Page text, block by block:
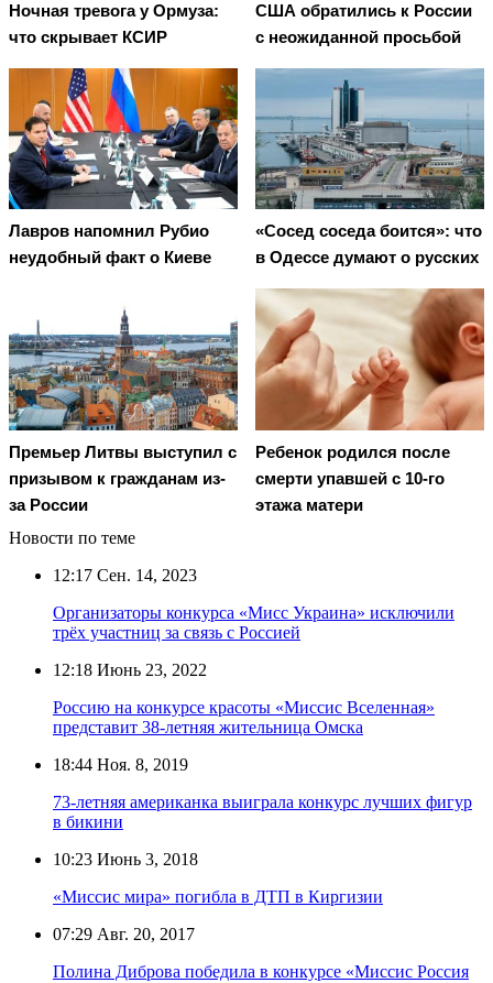
Ночная тревога у Ормуза:
что скрывает КСИР
США обратились к России
с неожиданной просьбой
Лавров напомнил Рубио
неудобный факт о Киеве
«Сосед соседа боится»: что
в Одессе думают о русских
Премьер Литвы выступил с
призывом к гражданам из-
за России
Ребенок родился после
смерти упавшей с 10-го
этажа матери
Новости по теме
12:17 Сен. 14, 2023
Организаторы конкурса «Мисс Украина» исключили
трёх участниц за связь с Россией
12:18 Июнь 23, 2022
Россию на конкурсе красоты «Миссис Вселенная»
представит 38-летняя жительница Омска
18:44 Ноя. 8, 2019
73-летняя американка выиграла конкурс лучших фигур
в бикини
10:23 Июнь 3, 2018
«Миссис мира» погибла в ДТП в Киргизии
07:29 Авг. 20, 2017
Полина Диброва победила в конкурсе «Миссис Россия